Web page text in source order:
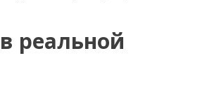
реальной